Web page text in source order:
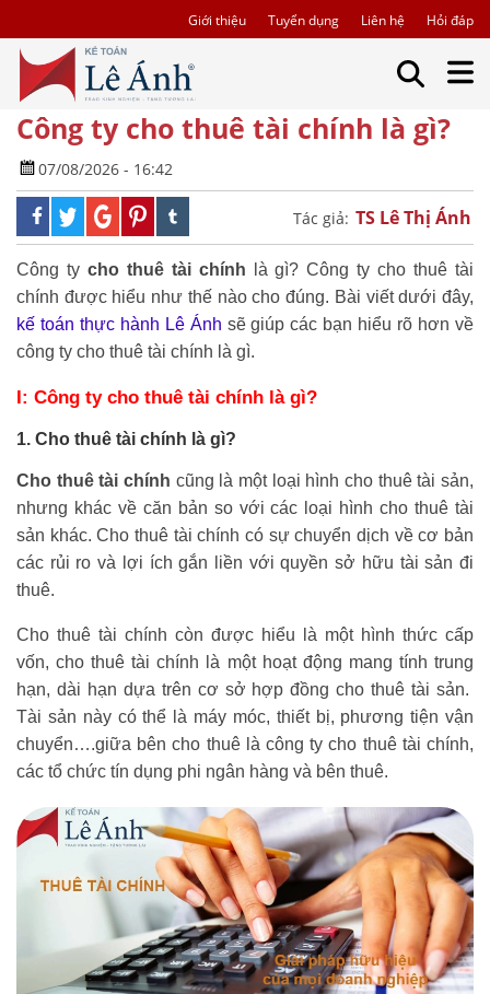
Giới thiệu Tuyển dụng Liên hệ Hỏi đáp
Công ty cho thuê tài chính là gì?
07/08/2026 - 16:42
Tác giả: TS Lê Thị Ánh
Công ty cho thuê tài chính là gì? Công ty cho thuê tài
chính được hiểu như thế nào cho đúng. Bài viết dưới đây,
kế toán thực hành Lê Ánh sẽ giúp các bạn hiểu rõ hơn về
công ty cho thuê tài chính là gì.
I: Công ty cho thuê tài chính là gì?
1. Cho thuê tài chính là gì?
Cho thuê tài chính cũng là một loại hình cho thuê tài sản,
nhưng khác về căn bản so với các loại hình cho thuê tài
sản khác. Cho thuê tài chính có sự chuyển dịch về cơ bản
các rủi ro và lợi ích gắn liền với quyền sở hữu tài sản đi
thuê.
Cho thuê tài chính còn được hiểu là một hình thức cấp
vốn, cho thuê tài chính là một hoạt động mang tính trung
hạn, dài hạn dựa trên cơ sở hợp đồng cho thuê tài sản.
Tài sản này có thể là máy móc, thiết bị, phương tiện vận
chuyển….giữa bên cho thuê là công ty cho thuê tài chính,
các tổ chức tín dụng phi ngân hàng và bên thuê.